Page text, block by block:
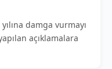
damga vurmayı
açıklamalara